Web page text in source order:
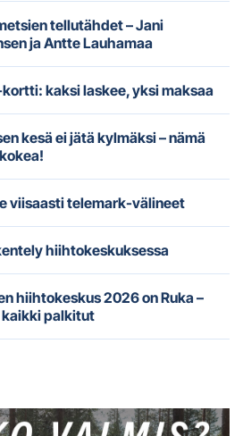
tellutähdet – Jani
ja Antte Lauhamaa
kaksi laskee, yksi maksaa
kesä ei jätä kylmäksi – nämä
viisaasti telemark-välineet
hiihtokeskuksessa
hiihtokeskus 2026 on Ruka –
palkitut